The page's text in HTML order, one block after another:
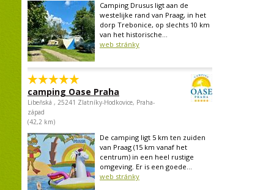
Camping Drusus ligt aan de
westelijke rand van Praag, in het
dorp Trebonice, op slechts 10 km
van het historische...
web stránky
camping Oase Praha
Libeňská , 25241 Zlatníky-Hodkovice, Praha-
západ
(42,2 km)
De camping ligt 5 km ten zuiden
van Praag (15 km vanaf het
centrum) in een heel rustige
omgeving. Er is een goede...
web stránky